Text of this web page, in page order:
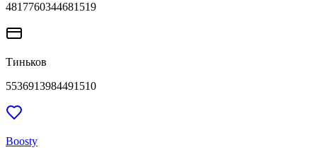
4817760344681519
Тиньков
5536913984491510
Boosty